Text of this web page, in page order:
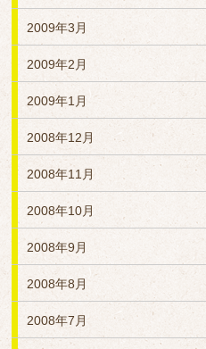
2009年3月
2009年2月
2009年1月
2008年12月
2008年11月
2008年10月
2008年9月
2008年8月
2008年7月